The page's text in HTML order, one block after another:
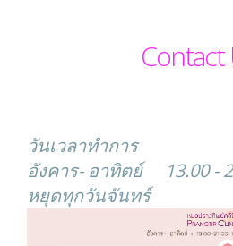
Contact
วันเวลาทำการ
อังคาร- อาทิตย์ 13.00 -
หยุดทุกวันจันทร์